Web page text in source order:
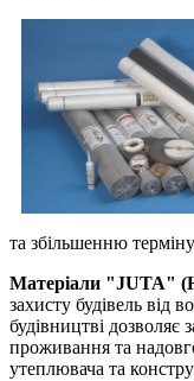
та збільшенню
Матеріали "JUTA"
захисту будівель від
будівництві дозволяє
проживання та
утеплювача та